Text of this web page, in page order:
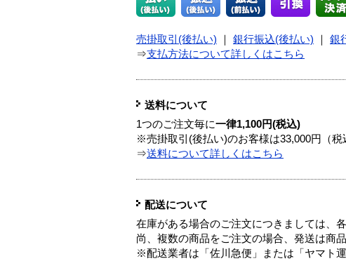
売掛取引(後払い) 銀行振込(後払い) 銀
⇒支払方法について詳しくはこちら
送料について
1つのご注文毎に一律1,100円(税込)
※売掛取引(後払い)のお客様は33,000円（税
⇒送料について詳しくはこちら
配送について
在庫がある場合のご注文につきましては、
尚、複数の商品をご注文の場合、発送は商
※配送業者は「佐川急便」または「ヤマト